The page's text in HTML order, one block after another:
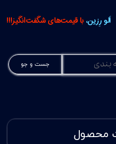
جست و جو
اَلو رِزین، با قیمت‌های شگفت‌انگیز!!!
محصول